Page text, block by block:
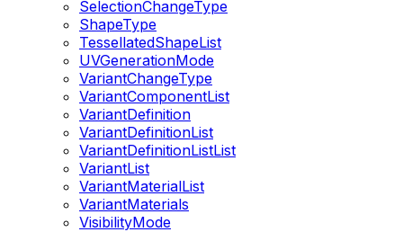
SelectionChangeType
ShapeType
TessellatedShapeList
UVGenerationMode
VariantChangeType
VariantComponentList
VariantDefinition
VariantDefinitionList
VariantDefinitionListList
VariantList
VariantMaterialList
VariantMaterials
VisibilityMode